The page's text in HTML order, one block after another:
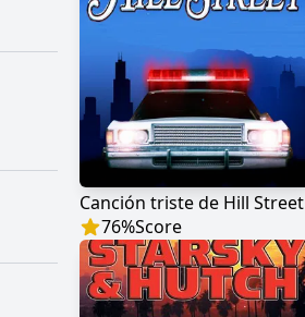
Canción triste de Hill Street
76%Score